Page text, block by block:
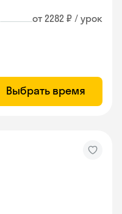
от 2282 ₽ / урок
Выбрать время